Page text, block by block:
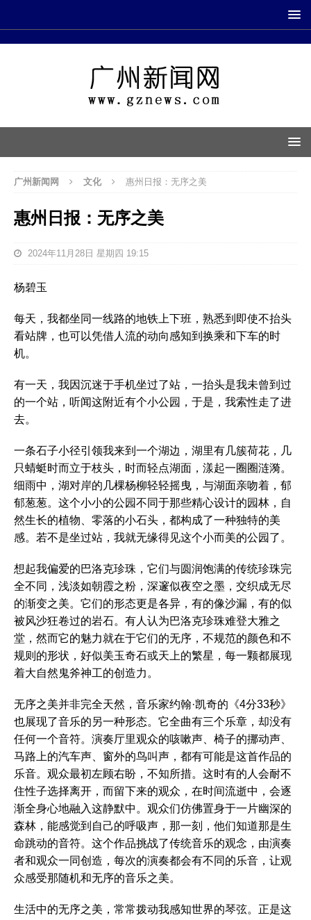
广州新闻网 文化 惠州日报：无序之美
惠州日报：无序之美
2024年11月28日 星期四 19:15
杨碧玉
每天，我都坐同一线路的地铁上下班，熟悉到即使不抬头
看站牌，也可以凭借人流的动向感知到换乘和下车的时
机。
有一天，我因沉迷于手机坐过了站，一抬头是我未曾到过
的一个站，听闻这附近有个小公园，于是，我索性走了进
去。
一条石子小径引领我来到一个湖边，湖里有几簇荷花，几
只蜻蜓时而立于枝头，时而轻点湖面，漾起一圈圈涟漪。
细雨中，湖对岸的几棵杨柳轻轻摇曳，与湖面亲吻着，郁
郁葱葱。这个小小的公园不同于那些精心设计的园林，自
然生长的植物、零落的小石头，都构成了一种独特的美
感。若不是坐过站，我就无缘得见这个小而美的公园了。
想起我偏爱的巴洛克珍珠，它们与圆润饱满的传统珍珠完
全不同，浅淡如朝霞之粉，深邃似夜空之墨，交织成无尽
的渐变之美。它们的形态更是各异，有的像沙漏，有的似
被风沙狂卷过的岩石。有人认为巴洛克珍珠难登大雅之
堂，然而它的魅力就在于它们的无序，不规范的颜色和不
规则的形状，好似美玉奇石或天上的繁星，每一颗都展现
着大自然鬼斧神工的创造力。
无序之美并非完全天然，音乐家约翰·凯奇的《4分33秒》
也展现了音乐的另一种形态。它全曲有三个乐章，却没有
任何一个音符。演奏厅里观众的咳嗽声、椅子的挪动声、
马路上的汽车声、窗外的鸟叫声，都有可能是这首作品的
乐音。观众最初左顾右盼，不知所措。这时有的人会耐不
住性子选择离开，而留下来的观众，在时间流逝中，会逐
渐全身心地融入这静默中。观众们仿佛置身于一片幽深的
森林，能感觉到自己的呼吸声，那一刻，他们知道那是生
命跳动的音符。这个作品挑战了传统音乐的观念，由演奏
者和观众一同创造，每次的演奏都会有不同的乐音，让观
众感受那随机和无序的音乐之美。
生活中的无序之美，常常拨动我感知世界的琴弦。正是这